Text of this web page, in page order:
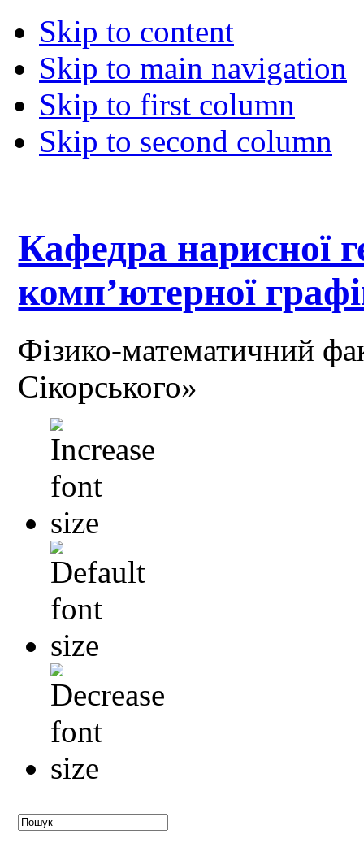
Skip to content
Skip to main navigation
Skip to first column
Skip to second column
Кафедра нарисної
комп’ютерної
Фізико-математичний
Сікорського»